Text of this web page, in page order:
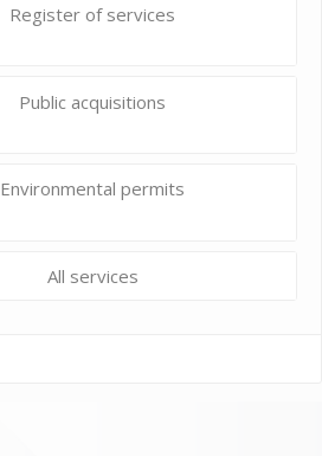
Register of services
Public acquisitions
Environmental permits
All services